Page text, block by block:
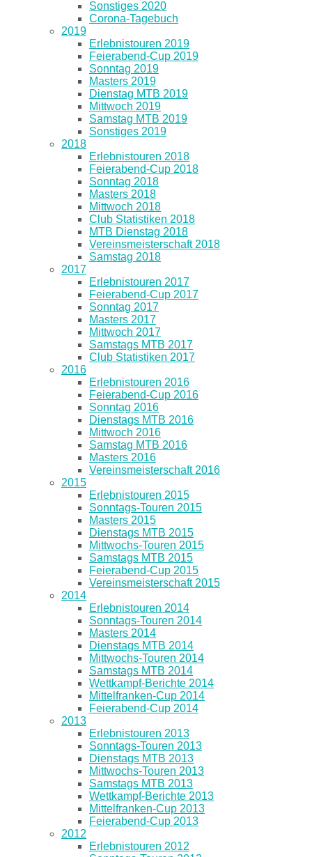
Sonstiges 2020
Corona-Tagebuch
2019
Erlebnistouren 2019
Feierabend-Cup 2019
Sonntag 2019
Masters 2019
Dienstag MTB 2019
Mittwoch 2019
Samstag MTB 2019
Sonstiges 2019
2018
Erlebnistouren 2018
Feierabend-Cup 2018
Sonntag 2018
Masters 2018
Mittwoch 2018
Club Statistiken 2018
MTB Dienstag 2018
Vereinsmeisterschaft 2018
Samstag 2018
2017
Erlebnistouren 2017
Feierabend-Cup 2017
Sonntag 2017
Masters 2017
Mittwoch 2017
Samstags MTB 2017
Club Statistiken 2017
2016
Erlebnistouren 2016
Feierabend-Cup 2016
Sonntag 2016
Dienstags MTB 2016
Mittwoch 2016
Samstag MTB 2016
Masters 2016
Vereinsmeisterschaft 2016
2015
Erlebnistouren 2015
Sonntags-Touren 2015
Masters 2015
Dienstags MTB 2015
Mittwochs-Touren 2015
Samstags MTB 2015
Feierabend-Cup 2015
Vereinsmeisterschaft 2015
2014
Erlebnistouren 2014
Sonntags-Touren 2014
Masters 2014
Dienstags MTB 2014
Mittwochs-Touren 2014
Samstags MTB 2014
Wettkampf-Berichte 2014
Mittelfranken-Cup 2014
Feierabend-Cup 2014
2013
Erlebnistouren 2013
Sonntags-Touren 2013
Dienstags MTB 2013
Mittwochs-Touren 2013
Samstags MTB 2013
Wettkampf-Berichte 2013
Mittelfranken-Cup 2013
Feierabend-Cup 2013
2012
Erlebnistouren 2012